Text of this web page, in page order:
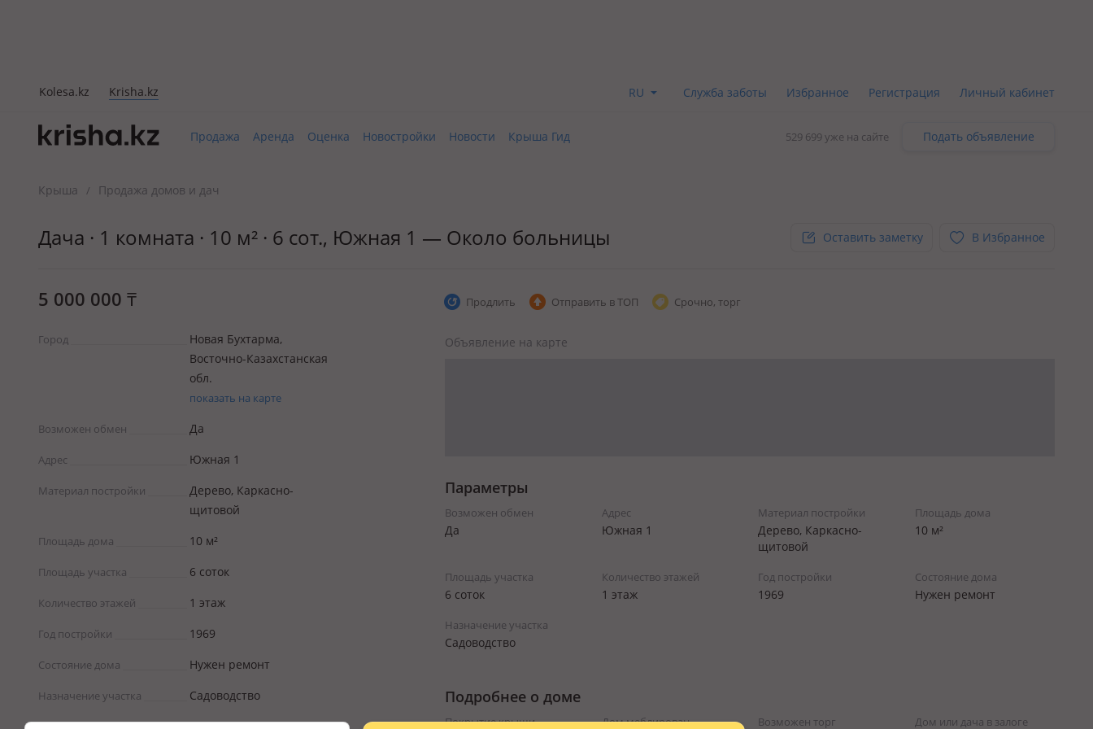
Kolesa.kz Krisha.kz RU Служба заботы Избранное Регистрация Личный кабинет
Продажа Аренда Оценка Новостройки Новости Крыша Гид 529 699 уже на сайте Подать объявление
Крыша / Продажа домов и дач
Дача · 1 комната · 10 м² · 6 сот., Южная 1 — Около больницы Оставить заметку В Избранное
5 000 000 ₸
Город
Новая Бухтарма,
Восточно-Казахстанская
обл.
показать на карте
Возможен обмен Да
Адрес Южная 1
Материал постройки
Дерево, Каркасно-
щитовой
Площадь дома 10 м²
Площадь участка 6 соток
Количество этажей 1 этаж
Год постройки 1969
Состояние дома Нужен ремонт
Назначение участка Садоводство
Продлить Отправить в ТОП Срочно, торг
Объявление на карте
Параметры
Возможен обмен
Да
Адрес
Южная 1
Материал постройки
Дерево, Каркасно-
щитовой
Площадь дома
10 м²
Площадь участка
6 соток
Количество этажей
1 этаж
Год постройки
1969
Состояние дома
Нужен ремонт
Назначение участка
Садоводство
Подробнее о доме
Покрытие крыши Дом меблирован Возможен торг Дом или дача в залоге